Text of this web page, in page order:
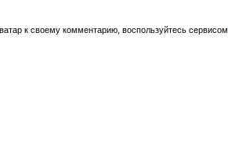
к своему комментарию, воспользуйтесь сервисом